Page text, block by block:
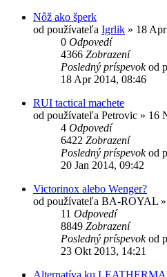
Nôž ako šperk
od používateľa Igrlik » 18
0 Odpovedí
4366 Zobrazení
Posledný príspevokod
18 Apr 2014, 08:46
RUI tactical machete
od používateľa Petrovic » 16
4 Odpovedí
6422 Zobrazení
Posledný príspevokod
20 Jan 2014, 09:42
Victorinox alebo Wenger?
od používateľa BA-ROYAL »
11 Odpovedí
8849 Zobrazení
Posledný príspevokod
23 Okt 2013, 14:21
Alternatíva ku